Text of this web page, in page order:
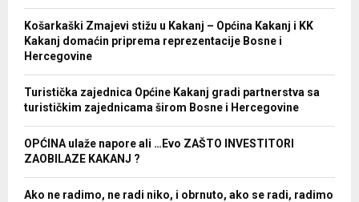
Košarkaški Zmajevi stižu u Kakanj – Općina Kakanj i KK
Kakanj domaćin priprema reprezentacije Bosne i
Hercegovine
Turistička zajednica Općine Kakanj gradi partnerstva sa
turističkim zajednicama širom Bosne i Hercegovine
OPĆINA ulaže napore ali …Evo ZAŠTO INVESTITORI
ZAOBILAZE KAKANJ ?
Ako ne radimo, ne radi niko, i obrnuto, ako se radi, radimo